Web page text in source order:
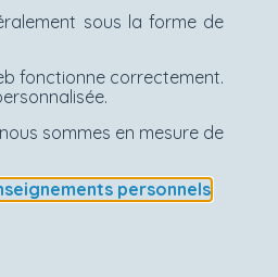
sous la forme de
fonctionne correctement.
sommes en mesure de
personnels